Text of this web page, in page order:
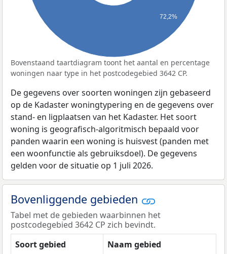
72,2%
Bovenstaand taartdiagram toont het aantal en percentage
woningen naar type in het postcodegebied 3642 CP.
De gegevens over soorten woningen zijn gebaseerd
op de Kadaster woningtypering en de gegevens over
stand- en ligplaatsen van het Kadaster. Het soort
woning is geografisch-algoritmisch bepaald voor
panden waarin een woning is huisvest (panden met
een woonfunctie als gebruiksdoel). De gegevens
gelden voor de situatie op 1 juli 2026.
Bovenliggende gebieden
Tabel met de gebieden waarbinnen het
postcodegebied 3642 CP zich bevindt.
Soort gebied
Naam gebied